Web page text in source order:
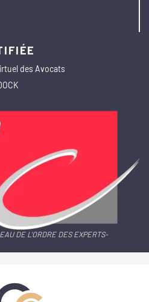
des Avocats
DE L'ORDRE DES EXPERTS-